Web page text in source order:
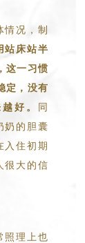
情况，制
站床站半
这一习惯
定，没有
好。 同
奶的胆囊
入住初期
很大的信
照理上也